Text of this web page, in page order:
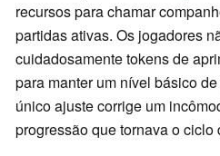
recursos para chamar
partidas ativas. Os jogadores
cuidadosamente tokens de
para manter um nível básico
único ajuste corrige um
progressão que tornava o ciclo